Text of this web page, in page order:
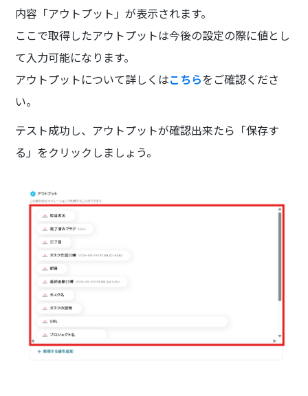
内容「アウトプット」が表示されます。
ここで取得したアウトプットは今後の設定の際に値とし
て入力可能になります。
アウトプットについて詳しくはこちらをご確認くださ
い。
テスト成功し、アウトプットが確認出来たら「保存す
る」をクリックしましょう。